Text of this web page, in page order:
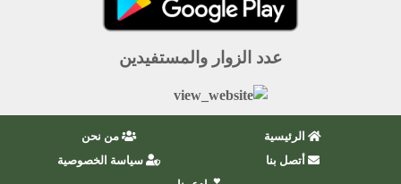
عدد الزوار والمستفيدين
الرئيسية
من نحن
أتصل بنا
سياسة الخصوصية